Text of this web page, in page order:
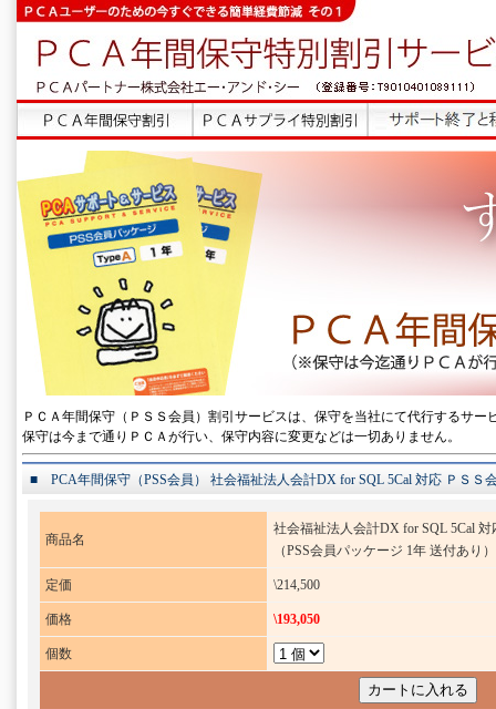
ＰＣＡ年間保守（ＰＳＳ会員）割引サービスは、保守を当社にて代行するサー
保守は今まで通りＰＣＡが行い、保守内容に変更などは一切ありません。
■ PCA年間保守（PSS会員） 社会福祉法人会計DX for SQL 5Cal 対応 ＰＳＳ
商品名
社会福祉法人会計DX for SQL 5Cal 対
（PSS会員パッケージ 1年 送付あり）
定価 \214,500
価格 \193,050
個数